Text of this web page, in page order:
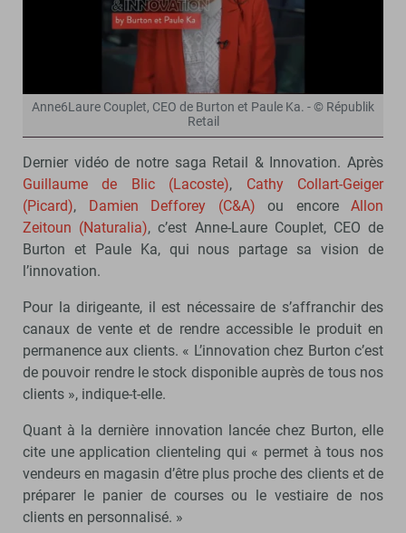
Anne6Laure Couplet, CEO de Burton et Paule Ka. - © Républik
Retail
Dernier vidéo de notre saga Retail & Innovation. Après
Guillaume de Blic (Lacoste), Cathy Collart-Geiger
(Picard), Damien Defforey (C&A) ou encore Allon
Zeitoun (Naturalia), c’est Anne-Laure Couplet, CEO de
Burton et Paule Ka, qui nous partage sa vision de
l’innovation.
Pour la dirigeante, il est nécessaire de s’affranchir des
canaux de vente et de rendre accessible le produit en
permanence aux clients. « L’innovation chez Burton c’est
de pouvoir rendre le stock disponible auprès de tous nos
clients », indique-t-elle.
Quant à la dernière innovation lancée chez Burton, elle
cite une application clienteling qui « permet à tous nos
vendeurs en magasin d’être plus proche des clients et de
préparer le panier de courses ou le vestiaire de nos
clients en personnalisé. »